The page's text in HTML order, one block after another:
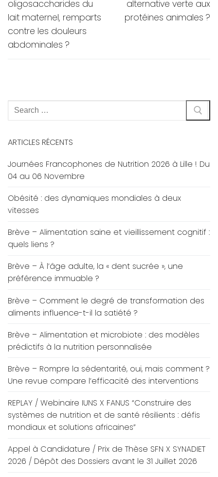
l’article
oligosaccharides du
lait maternel, remparts
contre les douleurs
abdominales ?
alternative verte aux
protéines animales ?
Rechercher
:
ARTICLES RÉCENTS
Journées Francophones de Nutrition 2026 à Lille ! Du
04 au 06 Novembre
Obésité : des dynamiques mondiales à deux
vitesses
Brève – Alimentation saine et vieillissement cognitif :
quels liens ?
Brève – À l’âge adulte, la « dent sucrée », une
préférence immuable ?
Brève – Comment le degré de transformation des
aliments influence-t-il la satiété ?
Brève – Alimentation et microbiote : des modèles
prédictifs à la nutrition personnalisée
Brève – Rompre la sédentarité, oui, mais comment ?
Une revue compare l’efficacité des interventions
REPLAY / Webinaire IUNS X FANUS “Construire des
systèmes de nutrition et de santé résilients : défis
mondiaux et solutions africaines”
Appel à Candidature / Prix de Thèse SFN X SYNADIET
2026 / Dépôt des Dossiers avant le 31 Juillet 2026